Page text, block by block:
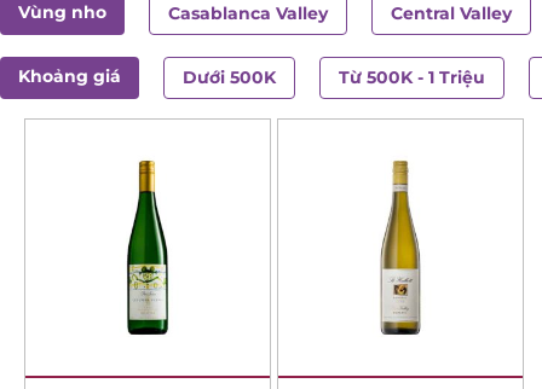
Vùng nho Casablanca Valley Central Valley
Khoảng giá Dưới 500K Từ 500K - 1 Triệu